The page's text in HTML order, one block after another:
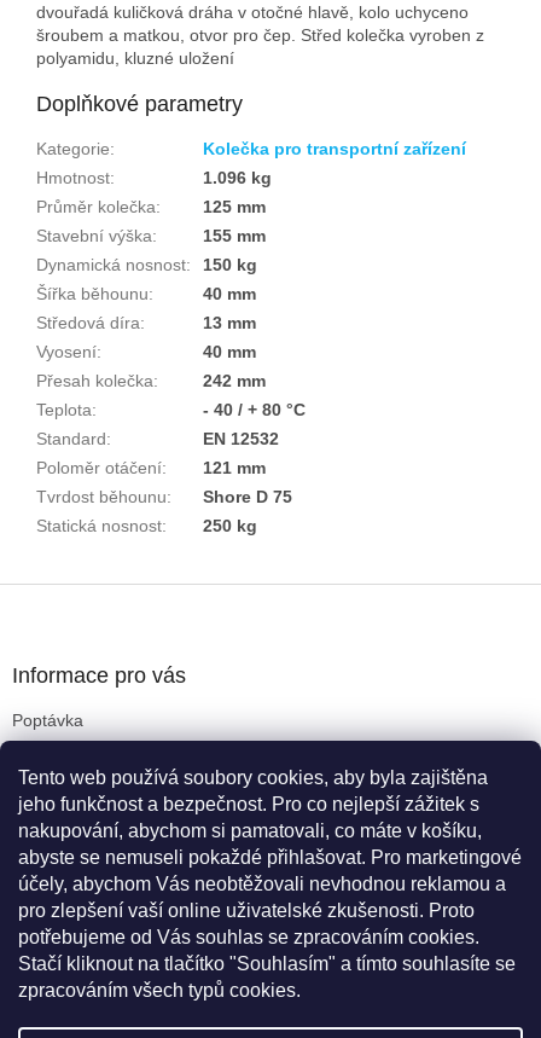
Tento web používá soubory cookies, aby byla zajištěna
jeho funkčnost a bezpečnost. Pro co nejlepší zážitek s
nakupování, abychom si pamatovali, co máte v košíku,
abyste se nemuseli pokaždé přihlašovat. Pro marketingové
účely, abychom Vás neobtěžovali nevhodnou reklamou a
pro zlepšení vaší online uživatelské zkušenosti. Proto
potřebujeme od Vás souhlas se zpracováním cookies.
Stačí kliknout na tlačítko "Souhlasím" a tímto souhlasíte se
zpracováním všech typů cookies.
dvouřadá kuličková dráha v otočné hlavě, kolo uchyceno
šroubem a matkou, otvor pro čep. Střed kolečka vyroben z
polyamidu, kluzné uložení
Doplňkové parametry
Kategorie:
Kolečka pro transportní zařízení
Hmotnost:
1.096 kg
Průměr kolečka:
125 mm
Stavební výška:
155 mm
Dynamická nosnost:
150 kg
Šířka běhounu:
40 mm
Středová díra:
13 mm
Vyosení:
40 mm
Přesah kolečka:
242 mm
Teplota:
- 40 / + 80 °C
Standard:
EN 12532
Poloměr otáčení:
121 mm
Tvrdost běhounu:
Shore D 75
Statická nosnost: 250 kg
Informace pro vás
Poptávka
Podmínky ochrany osobních údajů
Reklamační řád
Kritéria pro výběr koleček
Doprava a platba
Cookies
Novinky